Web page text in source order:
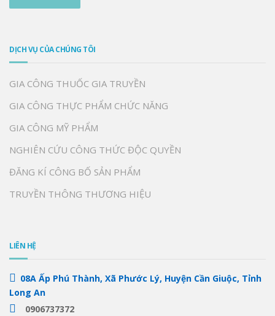
DỊCH VỤ CỦA CHÚNG TÔI
GIA CÔNG THUỐC GIA TRUYỀN
GIA CÔNG THỰC PHẨM CHỨC NĂNG
GIA CÔNG MỸ PHẨM
NGHIÊN CỨU CÔNG THỨC ĐỘC QUYỀN
ĐĂNG KÍ CÔNG BỐ SẢN PHẨM
TRUYỀN THÔNG THƯƠNG HIỆU
LIÊN HỆ
08A Ấp Phú Thành, Xã Phước Lý, Huyện Cần Giuộc, Tỉnh
Long An
0906737372